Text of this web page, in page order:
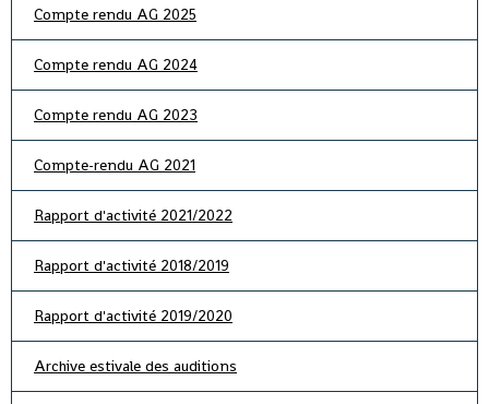
Compte rendu AG 2025
Compte rendu AG 2024
Compte rendu AG 2023
Compte-rendu AG 2021
Rapport d'activité 2021/2022
Rapport d'activité 2018/2019
Rapport d'activité 2019/2020
Archive estivale des auditions